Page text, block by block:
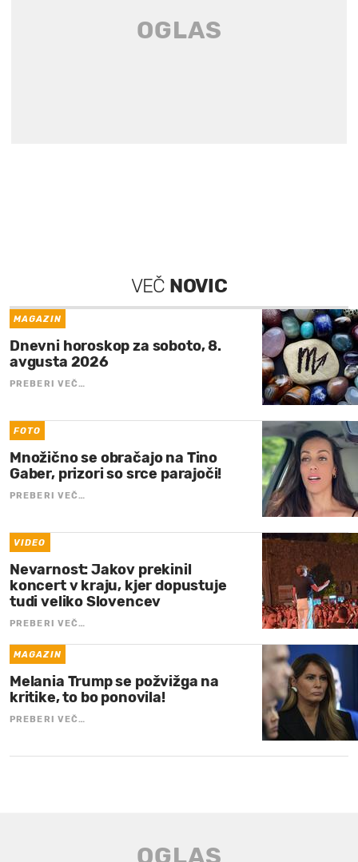
VEČ NOVIC
MAGAZIN
Dnevni horoskop za soboto, 8.
avgusta 2026
PREBERI VEČ…
FOTO
Množično se obračajo na Tino
Gaber, prizori so srce parajoči!
PREBERI VEČ…
VIDEO
Nevarnost: Jakov prekinil
koncert v kraju, kjer dopustuje
tudi veliko Slovencev
PREBERI VEČ…
MAGAZIN
Melania Trump se požvižga na
kritike, to bo ponovila!
PREBERI VEČ…